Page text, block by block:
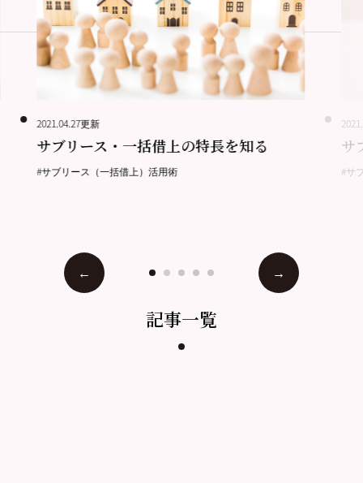
2021.04.27更新
サブリース・一括借上の特長を知る
#サブリース（一括借上）活用術
サ
#サ
記事一覧